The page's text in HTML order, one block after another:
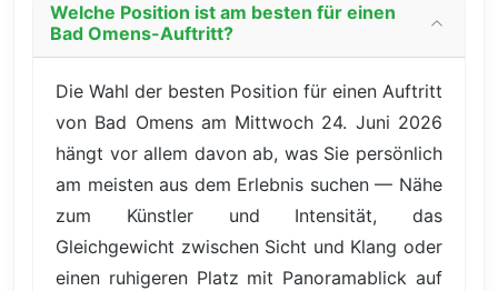
Welche Position ist am besten für einen
Bad Omens-Auftritt?
Die Wahl der besten Position für einen Auftritt
von Bad Omens am Mittwoch 24. Juni 2026
hängt vor allem davon ab, was Sie persönlich
am meisten aus dem Erlebnis suchen — Nähe
zum Künstler und Intensität, das
Gleichgewicht zwischen Sicht und Klang oder
einen ruhigeren Platz mit Panoramablick auf